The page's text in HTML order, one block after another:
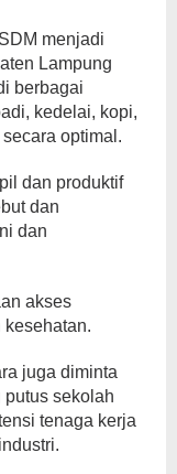
menjadi
Lampung
berbagai
kedelai, kopi,
optimal.
dan produktif
dan
dan
akses
juga diminta
putus sekolah
tenaga kerja